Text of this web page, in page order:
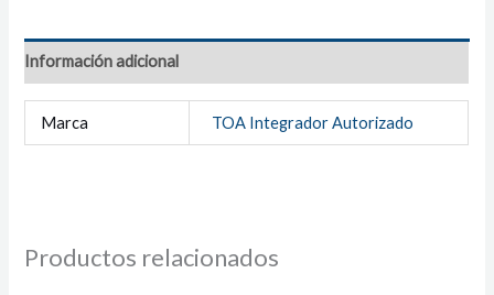
Información adicional
Marca TOA Integrador Autorizado
Productos relacionados